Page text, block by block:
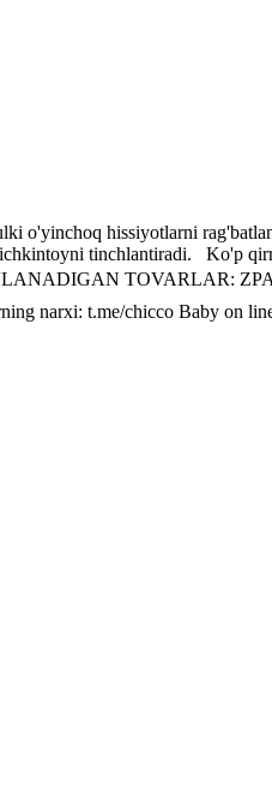
o'yinchoq hissiyotlarni
tinchlantiradi. ️ ️ Ko'p
TOVARLAR:
narxi: t.me/chicco Baby on